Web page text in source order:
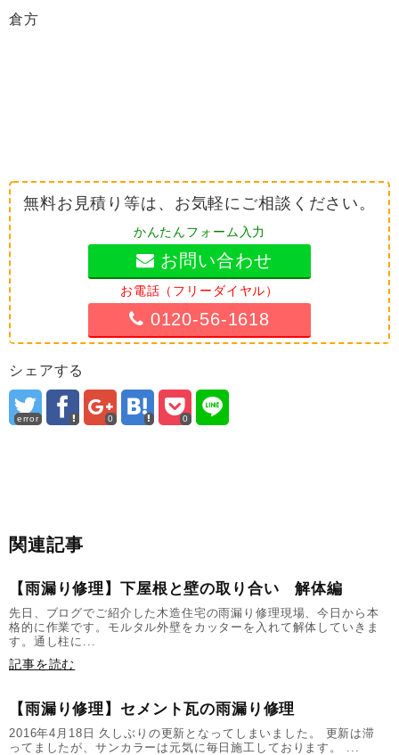
倉方
無料お見積り等は、お気軽にご相談ください。
かんたんフォーム入力
お問い合わせ
お電話（フリーダイヤル）
0120-56-1618
シェアする
error 0 0
関連記事
【雨漏り修理】下屋根と壁の取り合い 解体編
先日、ブログでご紹介した木造住宅の雨漏り修理現場、今日から本
格的に作業です。モルタル外壁をカッターを入れて解体していきま
す。通し柱に...
記事を読む
【雨漏り修理】セメント瓦の雨漏り修理
2016年4月18日 久しぶりの更新となってしまいました。 更新は滞
ってましたが、サンカラーは元気に毎日施工しております。 ...